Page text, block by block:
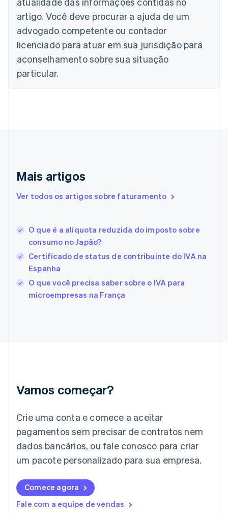
artigo. Você deve procurar a ajuda de um
advogado competente ou contador
licenciado para atuar em sua jurisdição para
aconselhamento sobre sua situação
particular.
Mais artigos
Ver todos os artigos sobre faturamento
O que é a alíquota reduzida do imposto sobre
consumo no Japão?
Certificado de status de contribuinte do IVA na
Espanha
O que você precisa saber sobre o IVA para
microempresas na França
Vamos começar?
Crie uma conta e comece a aceitar
pagamentos sem precisar de contratos nem
dados bancários, ou fale conosco para criar
um pacote personalizado para sua empresa.
Comece agora
Fale com a equipe de vendas
Brasil
Português English
Bulgária
English
Canadá
China continental
简体中文English
Eslováquia
English
EnglishItaliano
Estados Unidos
EnglishEspañol 简体中文
Estônia
English
Finlândia
English Svenska
França
English
Irlanda
Itália
English
Japão
日本語English
Letônia
Liechtenstein
Deutsch English
Lituânia
English